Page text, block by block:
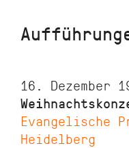
16. Dezember
Evangelische
Heidelberg